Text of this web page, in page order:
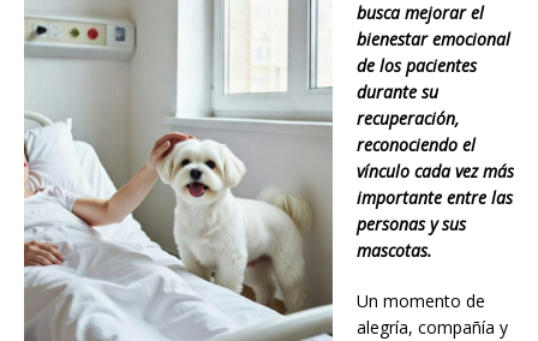
busca mejorar el
bienestar emocional
de los pacientes
durante su
recuperación,
reconociendo el
vínculo cada vez más
importante entre las
personas y sus
mascotas.
Un momento de
alegría, compañía y